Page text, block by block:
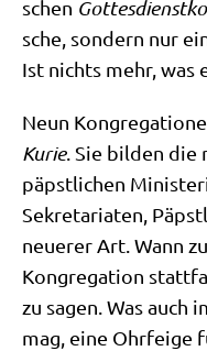
schen
sche, son­dern nur
Ist nichts mehr, was
Neun
Kurie. Sie bil­den die
päpst­li­chen
Sekre­ta­ria­ten,
neue­rer Art. Wann
Kon­gre­ga­ti­on
zu sagen. Was auch
mag, eine Ohr­fei­ge